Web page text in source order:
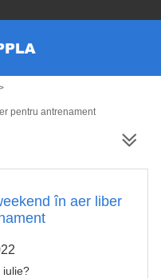
pentru antrenament
în aer liber
iulie?